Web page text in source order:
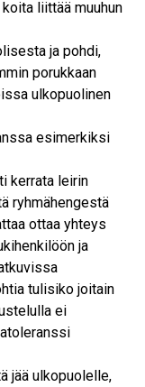
liittää muuhun
ja pohdi,
porukkaan
ulkopuolinen
esimerkiksi
kerrata leirin
ryhmähengestä
ottaa yhteys
ja
tulisiko joitain
ei
jää ulkopuolelle,